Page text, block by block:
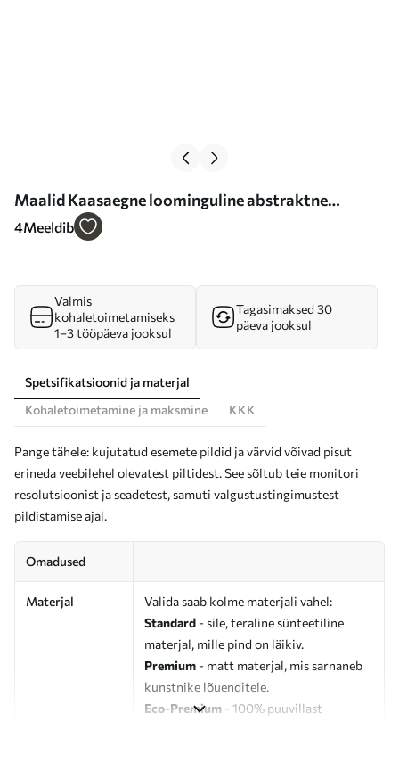
Maalid Kaasaegne loominguline abstraktne
seinakunst Nr s36165
4Meeldib
Valmis
kohaletoimetamiseks
1–3 tööpäeva jooksul
Tagasimaksed 30
päeva jooksul
Spetsifikatsioonid ja materjal
Kohaletoimetamine ja maksmine
KKK
Pange tähele: kujutatud esemete pildid ja värvid võivad pisut
erineda veebilehel olevatest piltidest. See sõltub teie monitori
resolutsioonist ja seadetest, samuti valgustustingimustest
pildistamise ajal.
Omadused
Materjal
Valida saab kolme materjali vahel:
Standard - sile, teraline sünteetiline
materjal, mille pind on läikiv.
Premium - matt materjal, mis sarnaneb
kunstnike lõuenditele.
Eco-Premium - 100% puuvillast